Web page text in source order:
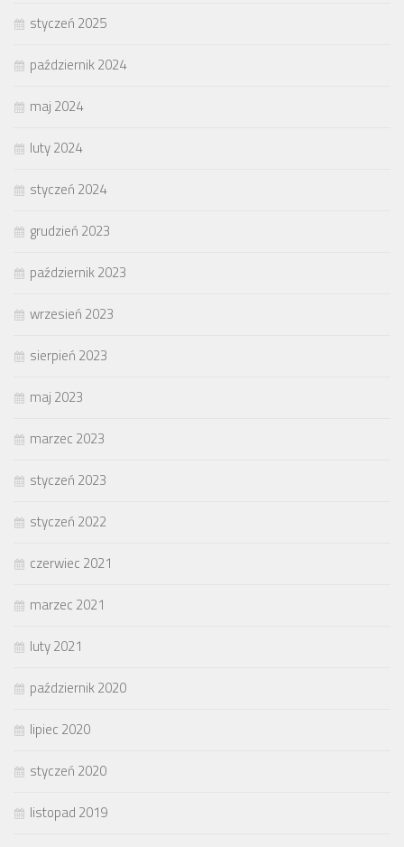
styczeń 2025
październik 2024
maj 2024
luty 2024
styczeń 2024
grudzień 2023
październik 2023
wrzesień 2023
sierpień 2023
maj 2023
marzec 2023
styczeń 2023
styczeń 2022
czerwiec 2021
marzec 2021
luty 2021
październik 2020
lipiec 2020
styczeń 2020
listopad 2019